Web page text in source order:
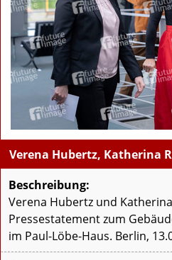
Verena Hubertz, Katherina
Beschreibung:
Verena Hubertz und
Pressestatement zum
im Paul-Löbe-Haus. Berlin,